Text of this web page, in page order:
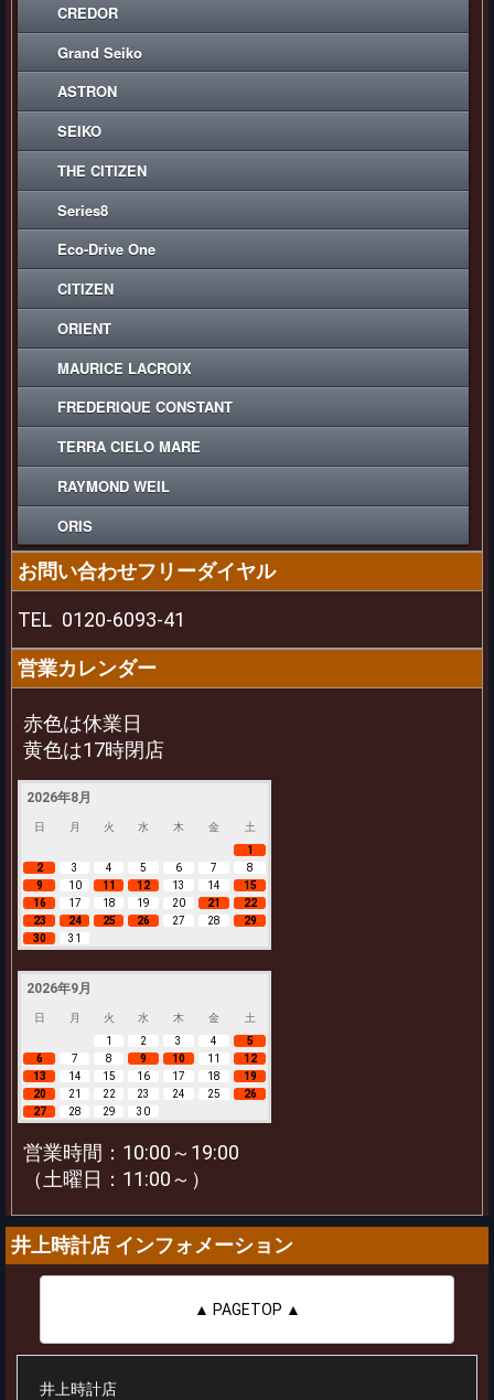
CREDOR
Grand Seiko
ASTRON
SEIKO
THE CITIZEN
Series8
Eco-Drive One
CITIZEN
ORIENT
MAURICE LACROIX
FREDERIQUE CONSTANT
TERRA CIELO MARE
RAYMOND WEIL
ORIS
お問い合わせフリーダイヤル
TEL 0120-6093-41
営業カレンダー
赤色は休業日
黄色は17時閉店
2026年8月
日 月 火 水 木 金
土
1
2
3 4 5 6 7
8
9
10 11 12 13 14
15
16
17 18 19 20 21
22
23
24 25 26 27 28
29
30
31
2026年9月
日 月 火 水 木 金
土
1
2 3 4
5
6
7 8 9 10 11
12
13
14 15 16 17 18
19
20
21 22 23 24 25
26
27
28 29 30
営業時間：10:00～19:00
（土曜日：11:00～）
井上時計店 インフォメーション
▲ PAGETOP ▲
井上時計店